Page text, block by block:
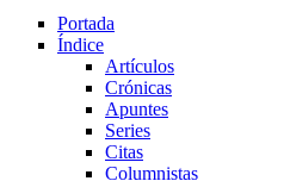
Portada
Índice
Artículos
Crónicas
Apuntes
Series
Citas
Columnistas